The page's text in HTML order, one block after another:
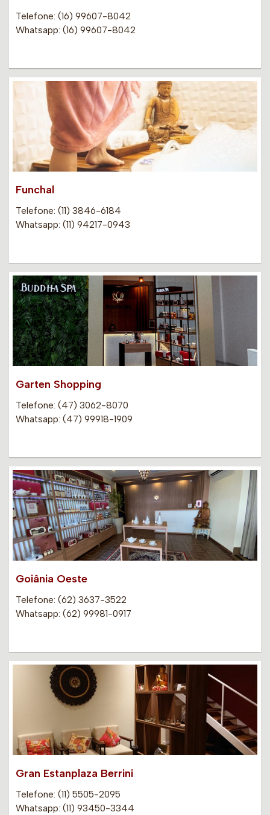
Telefone: (16) 99607-8042
Whatsapp: (16) 99607-8042
Funchal
Telefone: (11) 3846-6184
Whatsapp: (11) 94217-0943
Garten Shopping
Telefone: (47) 3062-8070
Whatsapp: (47) 99918-1909
Goiânia Oeste
Telefone: (62) 3637-3522
Whatsapp: (62) 99981-0917
Gran Estanplaza Berrini
Telefone: (11) 5505-2095
Whatsapp: (11) 93450-3344